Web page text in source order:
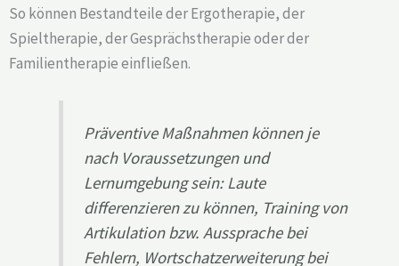
So können Bestandteile der Ergotherapie, der
Spieltherapie, der Gesprächstherapie oder der
Familientherapie einfließen.
Präventive Maßnahmen können je
nach Voraussetzungen und
Lernumgebung sein: Laute
differenzieren zu können, Training von
Artikulation bzw. Aussprache bei
Fehlern, Wortschatzerweiterung bei